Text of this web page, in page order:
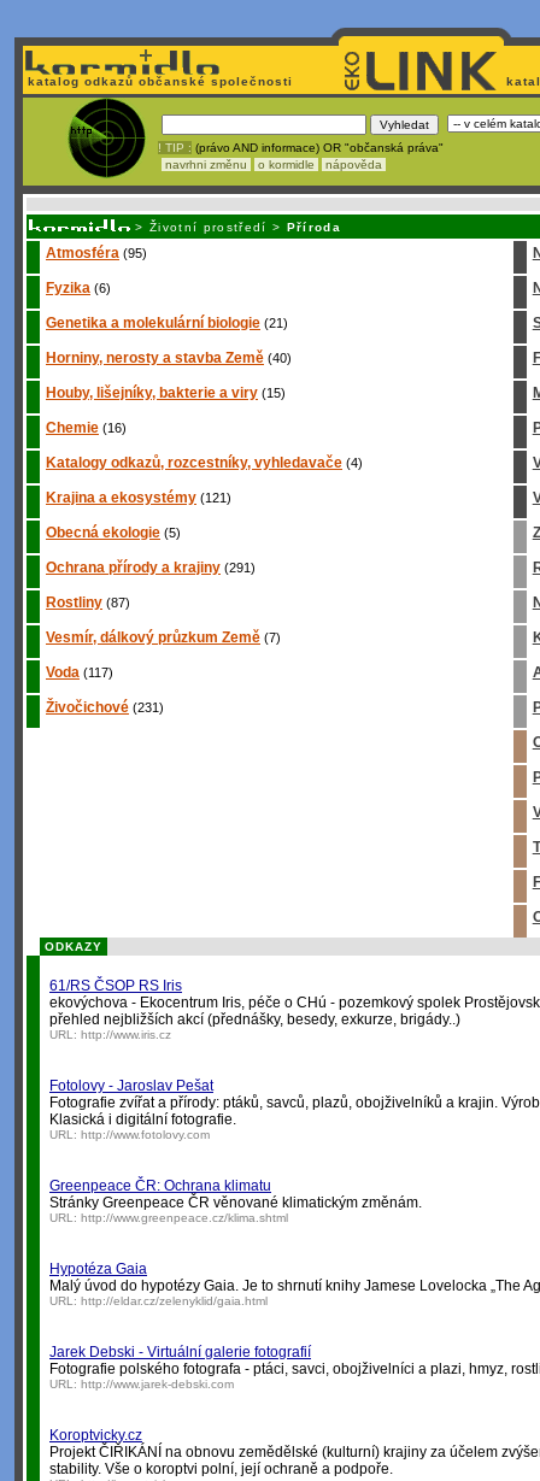
katalog odkazů občanské společnosti
! TIP : (právo AND informace) OR "občanská práva"
navrhni změnu
o kormidle nápověda
> Životní prostředí > Příroda
Atmosféra (95)
Fyzika (6)
Genetika a molekulární biologie (21)
Horniny, nerosty a stavba Země (40)
Houby, lišejníky, bakterie a viry (15)
Chemie (16)
Katalogy odkazů, rozcestníky, vyhledavače (4)
Krajina a ekosystémy (121)
Obecná ekologie (5)
Ochrana přírody a krajiny (291)
Rostliny (87)
Vesmír, dálkový průzkum Země (7)
Voda (117)
Živočichové (231)
ODKAZY
61/RS ČSOP RS Iris
ekovýchova - Ekocentrum Iris, péče o CHú - pozemkový spolek
přehled nejbližších akcí (přednášky, besedy, exkurze, brigády..)
URL: http://www.iris.cz
Fotolovy - Jaroslav Pešat
Fotografie zvířat a přírody: ptáků, savců, plazů, obojživelníků a krajin.
Klasická i digitální fotografie.
URL: http://www.fotolovy.com
Greenpeace ČR: Ochrana klimatu
Stránky Greenpeace ČR věnované klimatickým změnám.
URL: http://www.greenpeace.cz/klima.shtml
Hypotéza Gaia
Malý úvod do hypotézy Gaia. Je to shrnutí knihy Jamese Lovelocka „The
URL: http://eldar.cz/zelenyklid/gaia.html
Jarek Debski - Virtuální galerie fotografií
Fotografie polského fotografa - ptáci, savci, obojživelníci a plazi, hmyz,
URL: http://www.jarek-debski.com
Koroptvicky.cz
Projekt ČIŘIKÁNÍ na obnovu zemědělské (kulturní) krajiny za účelem
stability. Vše o koroptvi polní, její ochraně a podpoře.